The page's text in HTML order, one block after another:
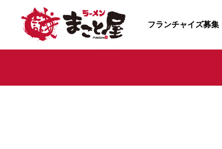
フランチャイズ募集